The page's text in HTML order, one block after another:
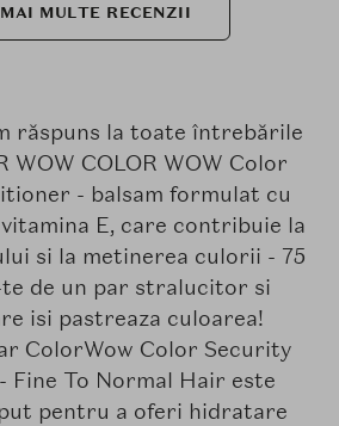
MULTE RECENZII
răspuns la toate întrebările
WOW COLOR WOW Color
- balsam formulat cu
E, care contribuie la
si la metinerea culorii - 75
de un par stralucitor si
isi pastreaza culoarea!
ColorWow Color Security
Fine To Normal Hair este
pentru a oferi hidratare